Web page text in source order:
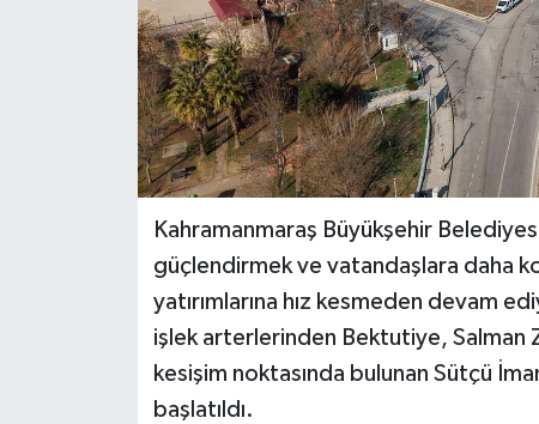
Kahramanmaraş Büyükşehir
güçlendirmek ve vatandaşlara daha
yatırımlarına hız kesmeden devam
işlek arterlerinden Bektutiye, Salman
kesişim noktasında bulunan Sütçü
başlatıldı.
SOSYAL YAŞAM
ULUSAL HABERLER